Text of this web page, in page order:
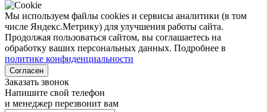
Мы используем файлы cookies и сервисы аналитики (в том
числе Яндекс.Метрику) для улучшения работы сайта.
Продолжая пользоваться сайтом, вы соглашаетесь на
обработку ваших персональных данных. Подробнее в
политике конфиденциальности
Согласен
Заказать звонок
Напишите свой телефон
и менеджер перезвонит вам